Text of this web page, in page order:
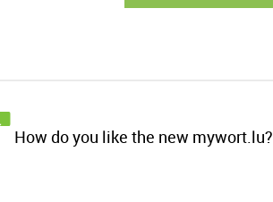
How do you like the new mywort.lu?